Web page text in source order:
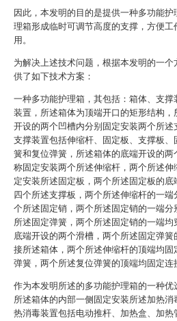
因此，本发明的目的是提供一种多功能护
理箱形成临时可调节高度的支撑，方便工
用。
为解决上述技术问题，根据本发明的一个
供了如下技术方案：
一种多功能护理箱，其包括：箱体、支撑
装置，所述箱体为顶端开口的矩形结构，
开设的两个凹槽内分别固定安装两个所述
支撑装置包括伸缩杆、固定板、支撑板、
簧和复位弹簧，所述箱体的底端开设的两
称固定安装两个所述伸缩杆，两个所述伸
定安装所述固定板，两个所述固定板的底
四个所述支撑板，两个所述伸缩杆的一端
个所述固定销，两个所述固定销的一端分
所述固定弹簧，两个所述固定销的一端均
底端开设的两个滑槽，两个所述固定弹簧
接所述箱体，两个所述伸缩杆的顶端均固
弹簧，两个所述复位弹簧的顶端均固定连
作为本发明所述的多功能护理箱的一种优
所述箱体的内部一侧固定安装所述加热消
热消毒装置包括电动推杆、加热盒、加热